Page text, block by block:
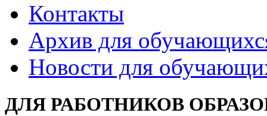
Контакты
Архив для
Новости для
ДЛЯ РАБОТНИКОВ